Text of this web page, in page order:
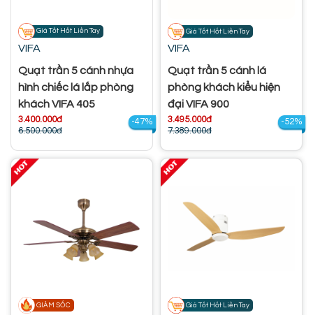
Giá Tốt Hốt Liền Tay
VIFA
Quạt trần 5 cánh nhựa
hình chiếc lá lắp phòng
khách VIFA 405
3.400.000đ
6.500.000đ
-47%
Giá Tốt Hốt Liền Tay
VIFA
Quạt trần 5 cánh lá
phòng khách kiểu hiện
đại VIFA 900
3.495.000đ
7.389.000đ
-52%
GIẢM SỐC Giá Tốt Hốt Liền Tay